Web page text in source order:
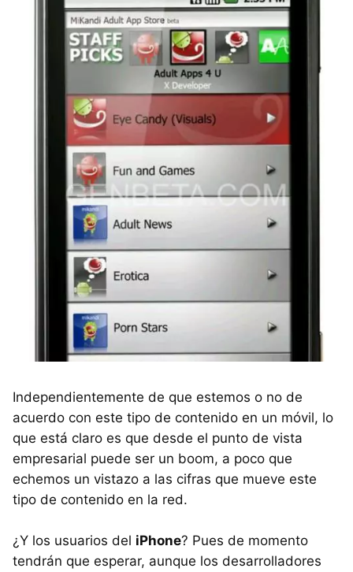
Independientemente de que estemos o no de
acuerdo con este tipo de contenido en un móvil, lo
que está claro es que desde el punto de vista
empresarial puede ser un boom, a poco que
echemos un vistazo a las cifras que mueve este
tipo de contenido en la red.
¿Y los usuarios del iPhone? Pues de momento
tendrán que esperar, aunque los desarrolladores